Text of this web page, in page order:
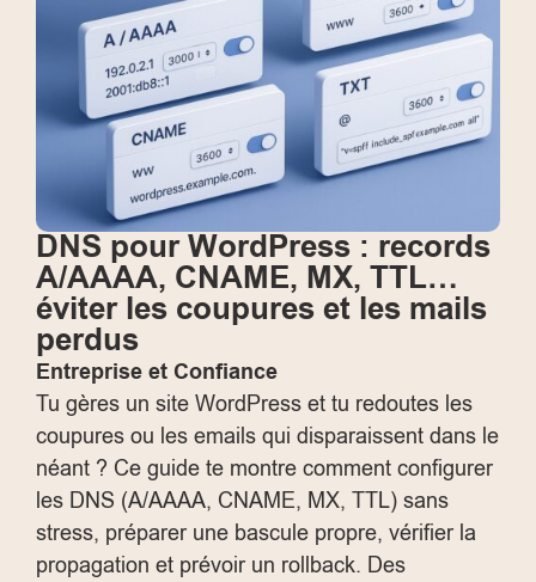
DNS pour WordPress : records
A/AAAA, CNAME, MX, TTL…
éviter les coupures et les mails
perdus
Entreprise et Confiance
Tu gères un site WordPress et tu redoutes les
coupures ou les emails qui disparaissent dans le
néant ? Ce guide te montre comment configurer
les DNS (A/AAAA, CNAME, MX, TTL) sans
stress, préparer une bascule propre, vérifier la
propagation et prévoir un rollback. Des